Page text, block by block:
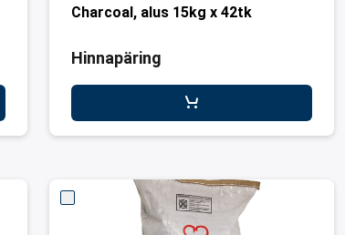
Charcoal, alus 15kg x 42tk
Hinnapäring